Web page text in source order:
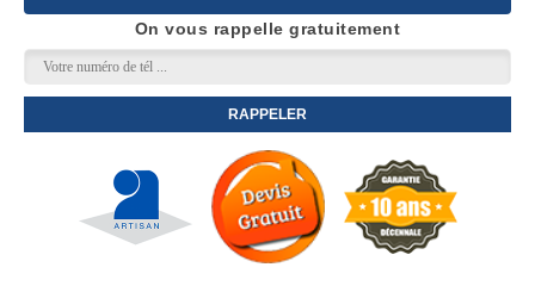
On vous rappelle gratuitement